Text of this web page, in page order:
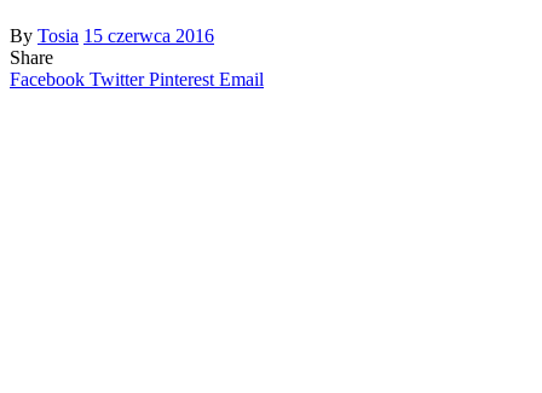
By Tosia 15 czerwca 2016
Share
Facebook Twitter Pinterest Email